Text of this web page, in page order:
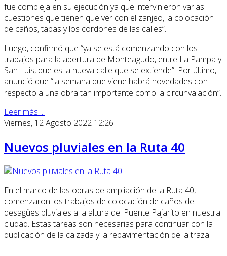
fue compleja en su ejecución ya que intervinieron varias
cuestiones que tienen que ver con el zanjeo, la colocación
de caños, tapas y los cordones de las calles”.
Luego, confirmó que “ya se está comenzando con los
trabajos para la apertura de Monteagudo, entre La Pampa y
San Luis, que es la nueva calle que se extiende”. Por último,
anunció que “la semana que viene habrá novedades con
respecto a una obra tan importante como la circunvalación”.
Leer más ...
Viernes, 12 Agosto 2022 12:26
Nuevos pluviales en la Ruta 40
En el marco de las obras de ampliación de la Ruta 40,
comenzaron los trabajos de colocación de caños de
desagües pluviales a la altura del Puente Pajarito en nuestra
ciudad. Estas tareas son necesarias para continuar con la
duplicación de la calzada y la repavimentación de la traza.